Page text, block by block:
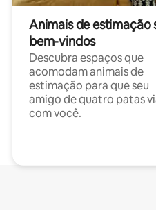
Animais de estimação
bem-vindos
Descubra espaços que
acomodam animais de
estimação para que seu
amigo de quatro patas
com você.